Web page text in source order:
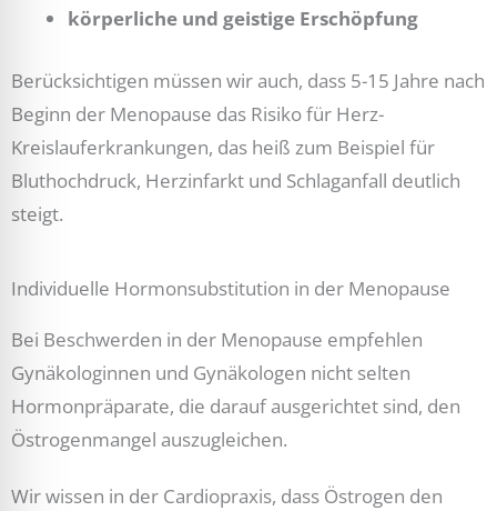
körperliche und geistige Erschöpfung
Berücksichtigen müssen wir auch, dass 5-15 Jahre nach
Beginn der Menopause das Risiko für Herz-
Kreislauferkrankungen, das heiß zum Beispiel für
Bluthochdruck, Herzinfarkt und Schlaganfall deutlich
steigt.
Individuelle Hormonsubstitution in der Menopause
Bei Beschwerden in der Menopause empfehlen
Gynäkologinnen und Gynäkologen nicht selten
Hormonpräparate, die darauf ausgerichtet sind, den
Östrogenmangel auszugleichen.
Wir wissen in der Cardiopraxis, dass Östrogen den